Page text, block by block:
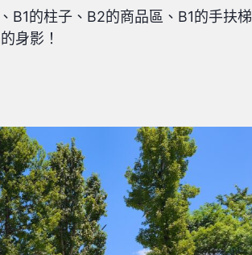
B1的柱子、B2的商品區、B1的手扶梯
身影！